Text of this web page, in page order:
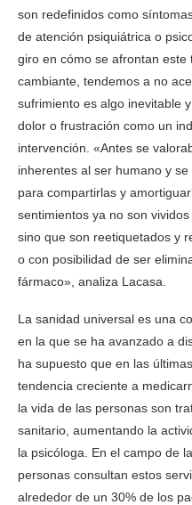
son redefinidos como
de atención psiquiátrica o
giro en cómo se afrontan
cambiante, tendemos a no
sufrimiento es algo inevitable
dolor o frustración como un
intervención. «Antes se
inherentes al ser humano y
para compartirlas y
sentimientos ya no son
sino que son reetiquetados y
o con posibilidad de ser
fármaco», analiza Lacasa.
La sanidad universal es una
en la que se ha avanzado a
ha supuesto que en las
tendencia creciente a
la vida de las personas son
sanitario, aumentando la
la psicóloga. En el campo de
personas consultan estos
alrededor de un 30% de los